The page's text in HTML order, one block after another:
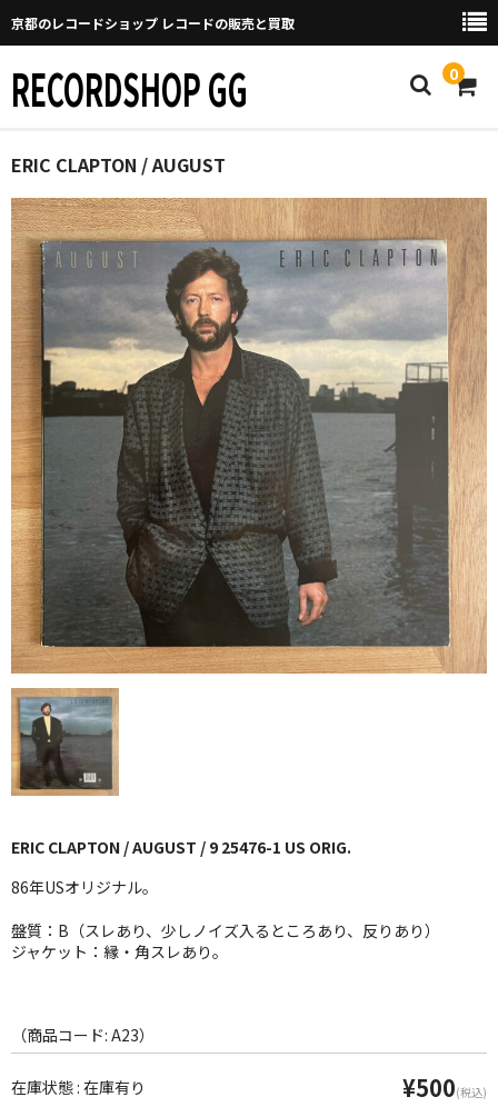
京都のレコードショップ レコードの販売と買取
RECORDSHOP GG 0
Home
マイページ
GGについて
買取について
取り置きなどについて
Categories
New Arrivals
新譜
GG RECORD （当店のレーベル）
全商品
JAZZ-US
BLUE NOTE
JAZZ-EU
JAZZ-JP
J-POP
FOLK,SSW
その他
7INC
ERIC CLAPTON / AUGUST
ERIC CLAPTON / AUGUST / 9 25476-1 US ORIG.
86年USオリジナル。
盤質：B（スレあり、少しノイズ入るところあり、反りあり）
ジャケット：縁・角スレあり。
（商品コード: A23）
在庫状態 : 在庫有り ¥500(税込)